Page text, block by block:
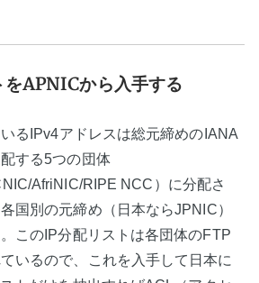
APNICから入手する
るIPv4アドレスは総元締めのIANA
する5つの団体
AfriNIC/RIPE NCC）に分配さ
国別の元締め（日本ならJPNIC）
このIP分配リストは各団体のFTP
いるので、これを入手して日本に